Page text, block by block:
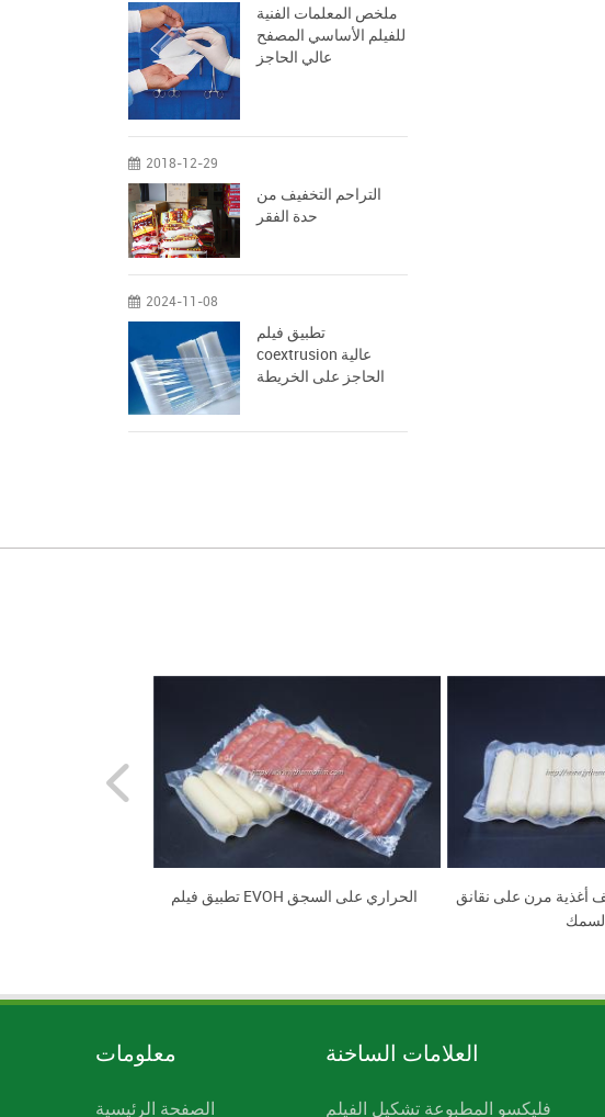
ملخص المعلمات الفنية
للفيلم الأساسي المصفح
عالي الحاجز
2018-12-29
التراحم التخفيف من
حدة الفقر
2024-11-08
تطبيق فيلم
coextrusion عالية
الحاجز على الخريطة
تطبيق فيلم EVOH الحراري على السجق
أغذية مرن على نقانق
معلومات
الصفحة الرئيسية
العلامات الساخنة
فليكسو المطبوعة تشكيل الفيلم